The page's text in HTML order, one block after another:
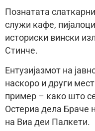
Познатата
служи кафе,
историски вински
Стинче.
Ентузијазмот на
наскоро и други
пример – како што
Остериа дела Браче
на Виа деи Палкети.